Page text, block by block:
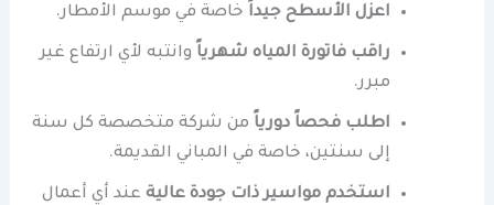
اعزل الأسطح جيداً خاصة في موسم الأمطار.
راقب فاتورة المياه شهرياً وانتبه لأي ارتفاع غير
مبرر.
اطلب فحصاً دورياً من شركة متخصصة كل سنة
إلى سنتين، خاصة في المباني القديمة.
استخدم مواسير ذات جودة عالية عند أي أعمال